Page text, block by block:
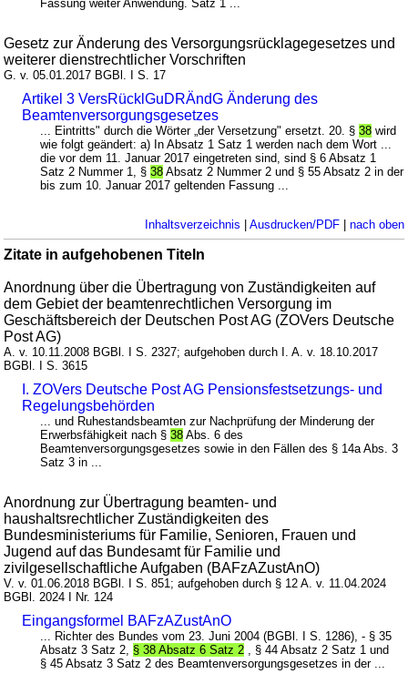
Fassung weiter Anwendung. Satz 1 ...
Gesetz zur Änderung des Versorgungsrücklagegesetzes und
weiterer dienstrechtlicher Vorschriften
G. v. 05.01.2017 BGBl. I S. 17
Artikel 3 VersRücklGuDRÄndG Änderung des
Beamtenversorgungsgesetzes
... Eintritts" durch die Wörter „der Versetzung" ersetzt. 20. §38 wird
wie folgt geändert: a) In Absatz 1 Satz 1 werden nach dem Wort ...
die vor dem 11. Januar 2017 eingetreten sind, sind § 6 Absatz 1
Satz 2 Nummer 1, §38 Absatz 2 Nummer 2 und § 55 Absatz 2 in der
bis zum 10. Januar 2017 geltenden Fassung ...
Inhaltsverzeichnis Ausdrucken/PDF| nach oben
Zitate in aufgehobenen Titeln
Anordnung über die Übertragung von Zuständigkeiten auf
dem Gebiet der beamtenrechtlichen Versorgung im
Geschäftsbereich der Deutschen Post AG (ZOVers Deutsche
Post AG)
A. v. 10.11.2008 BGBl. I S. 2327; aufgehoben durch I. A. v. 18.10.2017
BGBl. I S. 3615
I. ZOVers Deutsche Post AG Pensionsfestsetzungs- und
Regelungsbehörden
... und Ruhestandsbeamten zur Nachprüfung der Minderung der
Erwerbsfähigkeit nach §38 Abs. 6 des
Beamtenversorgungsgesetzes sowie in den Fällen des § 14a Abs. 3
Satz 3 in ...
Anordnung zur Übertragung beamten- und
haushaltsrechtlicher Zuständigkeiten des
Bundesministeriums für Familie, Senioren, Frauen und
Jugend auf das Bundesamt für Familie und
zivilgesellschaftliche Aufgaben (BAFzAZustAnO)
V. v. 01.06.2018 BGBl. I S. 851; aufgehoben durch § 12 A. v. 11.04.2024
BGBl. 2024 I Nr. 124
Eingangsformel BAFzAZustAnO
... Richter des Bundes vom 23. Juni 2004 (BGBl. I S. 1286), - § 35
Absatz 3 Satz 2, § 38 Absatz 6 Satz 2 , § 44 Absatz 2 Satz 1 und
§ 45 Absatz 3 Satz 2 des Beamtenversorgungsgesetzes in der ...